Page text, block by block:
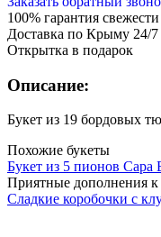
100% гарантия свежести
Доставка по Крыму 24/7
Открытка в подарок
Описание:
Букет из 19 бордовых
Похожие букеты
Букет из 5 пионов Сара
Приятные дополнения к
Сладкие коробочки с